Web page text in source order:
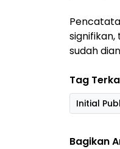
sudah
Tag
Initial
Bagikan